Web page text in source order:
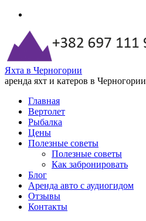
Яхта в Черногории
аренда яхт и катеров в Черногории
Главная
Вертолет
Рыбалка
Цены
Полезные советы
Полезные советы
Как забронировать
Блог
Аренда авто с аудиогидом
Отзывы
Контакты